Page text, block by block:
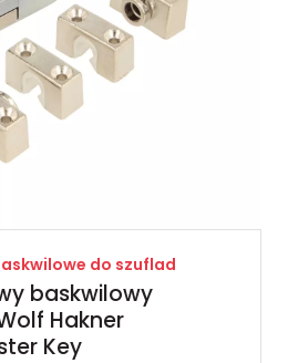
do szuflad
baskwilowy
Hakner
Key